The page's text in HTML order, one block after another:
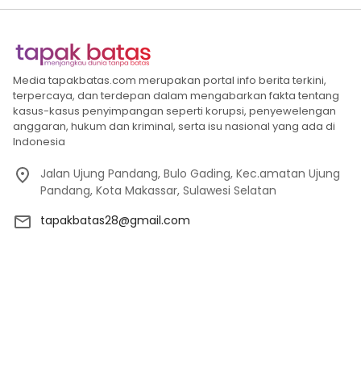
Media tapakbatas.com merupakan portal info berita terkini,
terpercaya, dan terdepan dalam mengabarkan fakta tentang
kasus-kasus penyimpangan seperti korupsi, penyewelengan
anggaran, hukum dan kriminal, serta isu nasional yang ada di
Indonesia
Jalan Ujung Pandang, Bulo Gading, Kec.amatan Ujung
Pandang, Kota Makassar, Sulawesi Selatan
tapakbatas28@gmail.com